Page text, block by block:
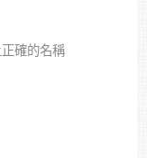
確的名稱